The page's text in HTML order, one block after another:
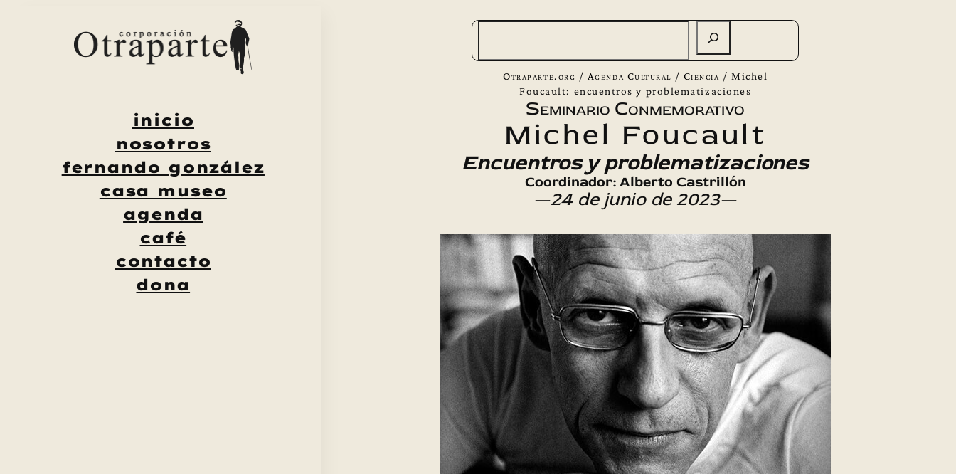
inicio
nosotros
fernando gonzález
casa museo
agenda
café
contacto
dona
Otraparte.org / Agenda Cultural / Ciencia / Michel
Foucault: encuentros y problematizaciones
Seminario Conmemorativo
Michel Foucault
Encuentros y problematizaciones
Coordinador: Alberto Castrillón
—24 de junio de 2023—